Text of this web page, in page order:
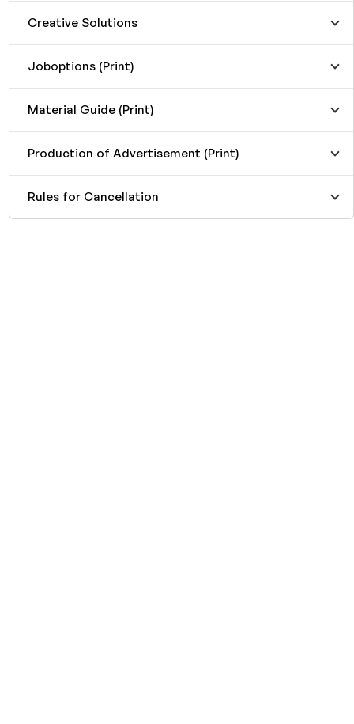
Creative Solutions
Joboptions (Print)
Material Guide (Print)
Production of Advertisement (Print)
Rules for Cancellation